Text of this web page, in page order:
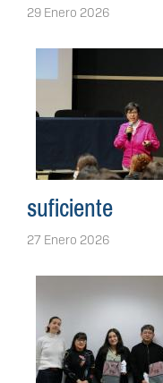
29 Enero 2026
suficiente
27 Enero 2026